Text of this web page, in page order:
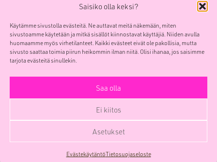
Saisiko olla keksi?
Käytämme sivustolla evästeitä. Ne auttavat meitä näkemään, miten
sivustoamme käytetään ja mitkä sisällöt kiinnostavat käyttäjiä. Niiden avulla
huomaamme myös virhetilanteet. Kaikki evästeet eivät ole pakollisia, mutta
sivusto saattaa toimia piirun heikommin ilman niitä. Olisi ihanaa, jos saisimme
tarjota evästeitä sinullekin.
Saa olla
Ei kiitos
Asetukset
EvästekäytäntöTietosuojaseloste
Mainostoimisto Smoy Oy
POOL Verk
Sörnäistenkatu 1
etunimi.sukunimi(at)smoy.com
Y-tunnus 0741439-6
Facebook
Instagram
LinkedIn
YouTube
Etusivu
Palvelut
Me
Yhteys
Yritys
SmoyTalk